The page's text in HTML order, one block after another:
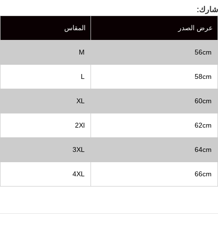
عرض الصدر المقاس
56cm
M
58cm
L
60cm
XL
62cm
2Xl
64cm
3XL
66cm
4XL
شارك: